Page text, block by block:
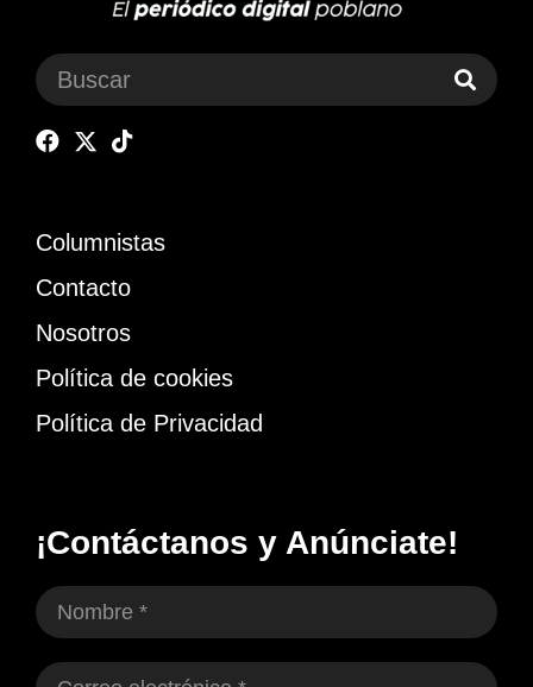
Columnistas
Contacto
Nosotros
Política de cookies
Política de Privacidad
¡Contáctanos y Anúnciate!